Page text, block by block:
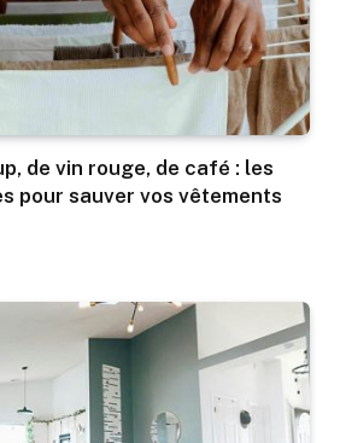
de vin rouge, de café : les
pour sauver vos vêtements